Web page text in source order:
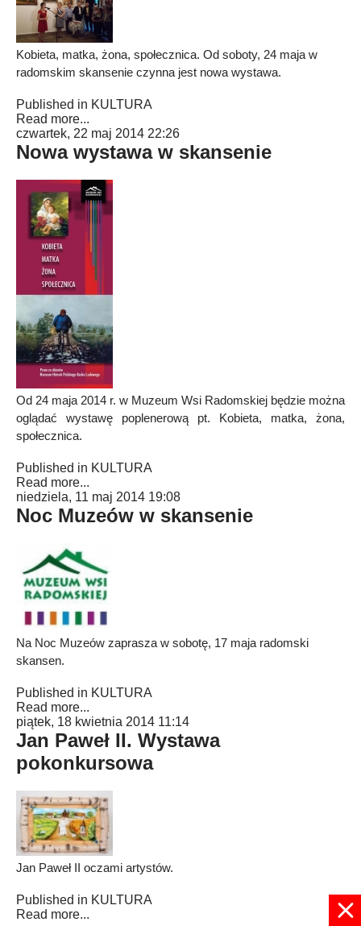
Kobieta, matka, żona, społecznica. Od soboty, 24 maja w
radomskim skansenie czynna jest nowa wystawa.
Published in KULTURA
Read more...
czwartek, 22 maj 2014 22:26
Nowa wystawa w skansenie
Od 24 maja 2014 r. w Muzeum Wsi Radomskiej będzie można
oglądać wystawę poplenerową pt. Kobieta, matka, żona,
społecznica.
Published in KULTURA
Read more...
niedziela, 11 maj 2014 19:08
Noc Muzeów w skansenie
Na Noc Muzeów zaprasza w sobotę, 17 maja radomski
skansen.
Published in KULTURA
Read more...
piątek, 18 kwietnia 2014 11:14
Jan Paweł II. Wystawa
pokonkursowa
Jan Paweł II oczami artystów.
Published in KULTURA
Read more...